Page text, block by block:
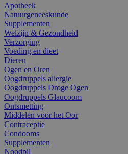
Apotheek
Natuurgeneeskunde
Supplementen
Welzijn & Gezondheid
Verzorging
Voeding en dieet
Dieren
Ogen en Oren
Oogdruppels allergie
Oogdruppels Droge Ogen
Oogdruppels Glaucoom
Ontsmetting
Middelen voor het Oor
Contraceptie
Condooms
Supplementen
Noodpil